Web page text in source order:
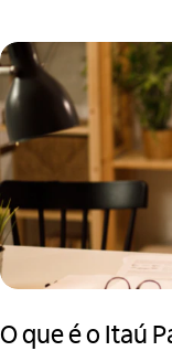
O que é o Itaú